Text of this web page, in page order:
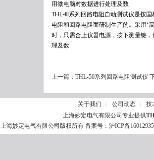
用微电脑对数据进行处理及数
THL-Ⅲ系列回路电阻自动测试仪是按
电阻和回路电阻而研制生产的。采用*
时，只需合上仪器电源，按下测量键
理及数
上一篇： THL-50系列回路电阻测试仪
关于我们 | 公司动态 |
技
上海妙定电气有限公司专业提供
上海妙定电气有限公司版权所有 备案号： 沪ICP备